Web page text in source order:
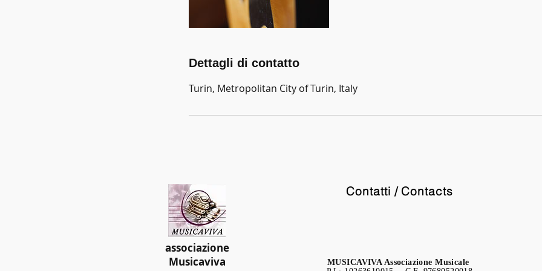
Dettagli di contatto
Turin, Metropolitan City of Turin, Italy
MUSICAVIVA Associazione Musicale
Contatti / Contacts
associazione
Musicaviva